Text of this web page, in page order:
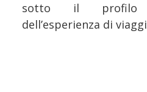
sotto il profilo
dell’esperienza di